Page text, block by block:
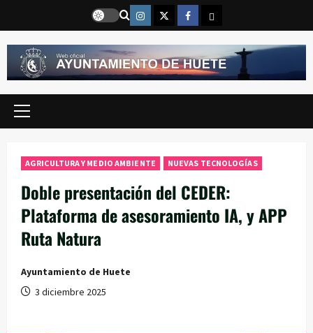
contenido
Instragram
TwitterFacebook
Email
Menú
AGRICULTURA Y MEDIO AMBIENTE NUEVAS TECNOLOGÍAS
Doble presentación del CEDER:
Plataforma de asesoramiento IA, y APP
Ruta Natura
Ayuntamiento de Huete
3 diciembre 2025